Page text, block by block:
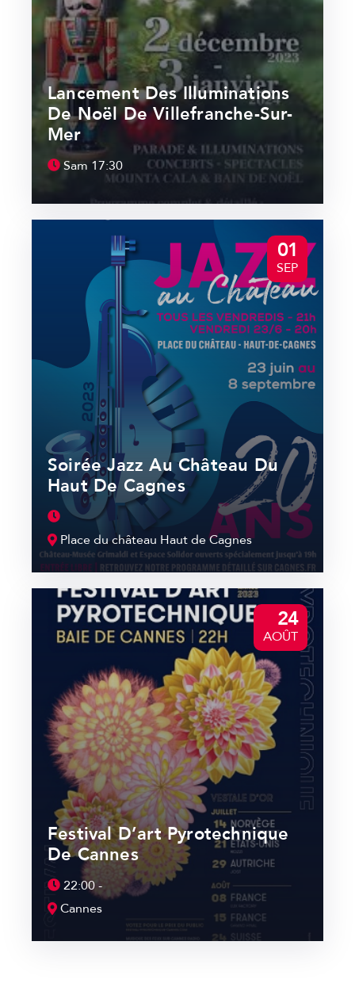
Lancement Des Illuminations
De Noël De Villefranche-Sur-
Mer
Sam 17:30
01
SEP
Soirée Jazz Au Château Du
Haut De Cagnes
Place du château Haut de Cagnes
24
AOÛT
Festival D’art Pyrotechnique
De Cannes
22:00 -
Cannes